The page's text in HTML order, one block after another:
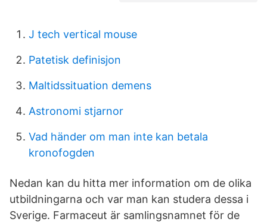
J tech vertical mouse
Patetisk definisjon
Maltidssituation demens
Astronomi stjarnor
Vad händer om man inte kan betala
kronofogden
Nedan kan du hitta mer information om de olika
utbildningarna och var man kan studera dessa i
Sverige. Farmaceut är samlingsnamnet för de